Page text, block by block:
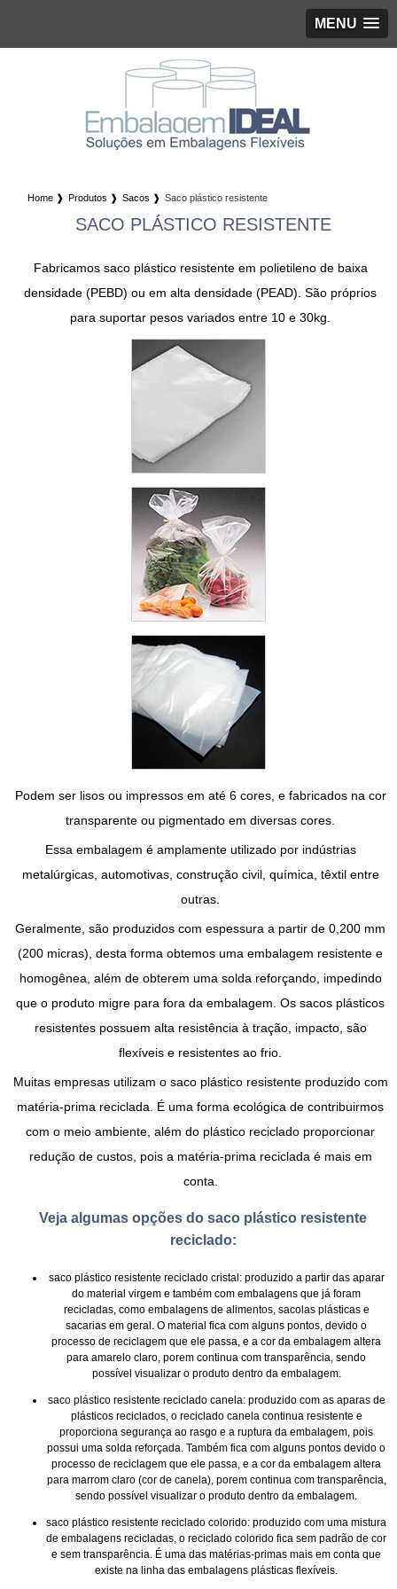
MENU
Home ❱ Produtos ❱ Sacos ❱ Saco plástico resistente
SACO PLÁSTICO RESISTENTE
Fabricamos saco plástico resistenteem polietileno de baixa
densidade (PEBD) ou em alta densidade (PEAD). São próprios
para suportar pesos variados entre 10 e 30kg.
Podem ser lisos ou impressos em até 6 cores, e fabricados na cor
transparente ou pigmentado em diversas cores.
Essa embalagem é amplamente utilizado por indústrias
metalúrgicas, automotivas, construção civil, química, têxtil entre
outras.
Geralmente, são produzidos com espessura a partir de 0,200 mm
(200 micras), desta forma obtemos uma embalagem resistente e
homogênea, além de obterem uma solda reforçando, impedindo
que o produto migre para fora da embalagem. Os sacos plásticos
resistentespossuem alta resistência à tração, impacto, são
flexíveis e resistentes ao frio.
Muitas empresas utilizam o saco plástico resistenteproduzido com
matéria-prima reciclada. É uma forma ecológica de contribuirmos
com o meio ambiente, além do plástico reciclado proporcionar
redução de custos, pois a matéria-prima reciclada é mais em
conta.
Veja algumas opções do saco plástico resistente
reciclado:
saco plástico resistente reciclado cristal : produzido a partir das aparar
do material virgem e também com embalagens que já foram
recicladas, como embalagens de alimentos, sacolas plásticas e
sacarias em geral. O material fica com alguns pontos, devido o
processo de reciclagem que ele passa, e a cor da embalagem altera
para amarelo claro, porem continua com transparência, sendo
possível visualizar o produto dentro da embalagem.
saco plástico resistente reciclado canela: produzido com as aparas de
plásticos reciclados, o reciclado canela continua resistente e
proporciona segurança ao rasgo e a ruptura da embalagem, pois
possui uma solda reforçada. Também fica com alguns pontos devido o
processo de reciclagem que ele passa, e a cor da embalagem altera
para marrom claro (cor de canela), porem continua com transparência,
sendo possível visualizar o produto dentro da embalagem.
saco plástico resistente reciclado colorido: produzido com uma mistura
de embalagens recicladas, o reciclado colorido fica sem padrão de cor
e sem transparência. É uma das matérias-primas mais em conta que
existe na linha das embalagens plásticas flexíveis.